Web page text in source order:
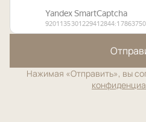
Нажимая «Отправить», вы